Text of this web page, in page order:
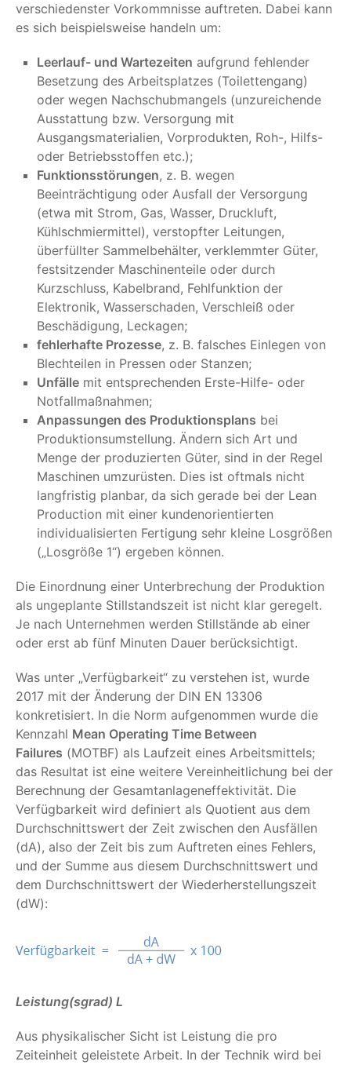
verschiedenster Vorkommnisse auftreten. Dabei kann
es sich beispielsweise handeln um:
Leerlauf- und Wartezeiten aufgrund fehlender
Besetzung des Arbeitsplatzes (Toilettengang)
oder wegen Nachschubmangels (unzureichende
Ausstattung bzw. Versorgung mit
Ausgangsmaterialien, Vorprodukten, Roh-, Hilfs-
oder Betriebsstoffen etc.);
Funktionsstörungen, z. B. wegen
Beeinträchtigung oder Ausfall der Versorgung
(etwa mit Strom, Gas, Wasser, Druckluft,
Kühlschmiermittel), verstopfter Leitungen,
überfüllter Sammelbehälter, verklemmter Güter,
festsitzender Maschinenteile oder durch
Kurzschluss, Kabelbrand, Fehlfunktion der
Elektronik, Wasserschaden, Verschleiß oder
Beschädigung, Leckagen;
fehlerhafte Prozesse, z. B. falsches Einlegen von
Blechteilen in Pressen oder Stanzen;
Unfälle mit entsprechenden Erste-Hilfe- oder
Notfallmaßnahmen;
Anpassungen des Produktionsplans bei
Produktionsumstellung. Ändern sich Art und
Menge der produzierten Güter, sind in der Regel
Maschinen umzurüsten. Dies ist oftmals nicht
langfristig planbar, da sich gerade bei der Lean
Production mit einer kundenorientierten
individualisierten Fertigung sehr kleine Losgrößen
(„Losgröße 1“) ergeben können.
Die Einordnung einer Unterbrechung der Produktion
als ungeplante Stillstandszeit ist nicht klar geregelt.
Je nach Unternehmen werden Stillstände ab einer
oder erst ab fünf Minuten Dauer berücksichtigt.
Was unter „Verfügbarkeit“ zu verstehen ist, wurde
2017 mit der Änderung der DIN EN 13306
konkretisiert. In die Norm aufgenommen wurde die
Kennzahl Mean Operating Time Between
Failures (MOTBF) als Laufzeit eines Arbeitsmittels;
das Resultat ist eine weitere Vereinheitlichung bei der
Berechnung der Gesamtanlageneffektivität. Die
Verfügbarkeit wird definiert als Quotient aus dem
Durchschnittswert der Zeit zwischen den Ausfällen
(dA), also der Zeit bis zum Auftreten eines Fehlers,
und der Summe aus diesem Durchschnittswert und
dem Durchschnittswert der Wiederherstellungszeit
(dW):
Leistung(sgrad) L
Aus physikalischer Sicht ist Leistung die pro
Zeiteinheit geleistete Arbeit. In der Technik wird bei